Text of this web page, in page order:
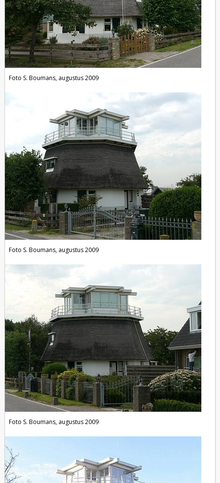
Foto S. Boumans, augustus 2009
Foto S. Boumans, augustus 2009
Foto S. Boumans, augustus 2009